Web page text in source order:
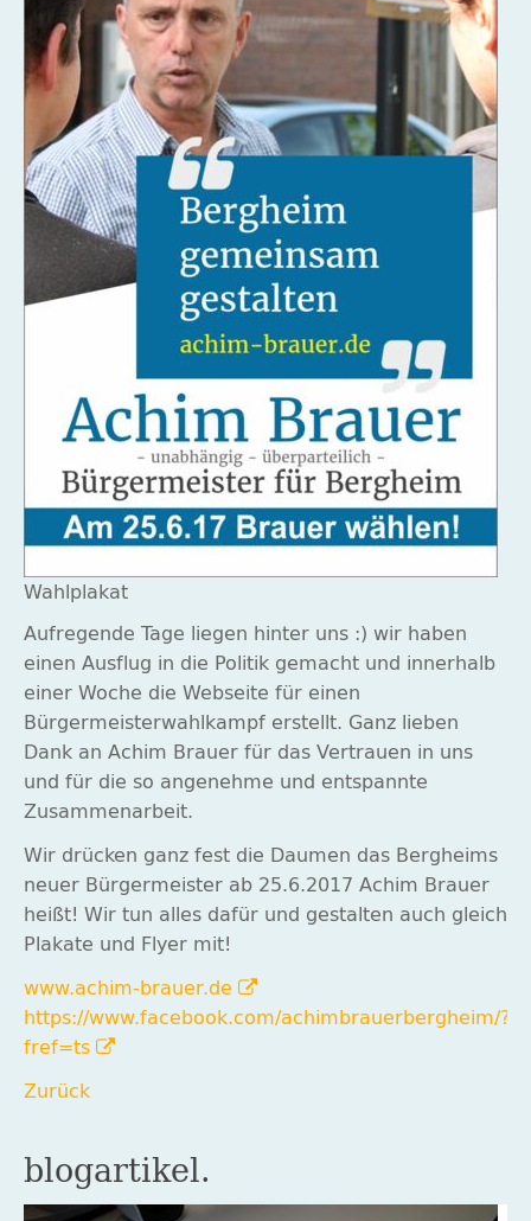
Wahlplakat
Aufregende Tage liegen hinter uns :) wir haben
einen Ausflug in die Politik gemacht und innerhalb
einer Woche die Webseite für einen
Bürgermeisterwahlkampf erstellt. Ganz lieben
Dank an Achim Brauer für das Vertrauen in uns
und für die so angenehme und entspannte
Zusammenarbeit.
Wir drücken ganz fest die Daumen das Bergheims
neuer Bürgermeister ab 25.6.2017 Achim Brauer
heißt! Wir tun alles dafür und gestalten auch gleich
Plakate und Flyer mit!
www.achim-brauer.de
https://www.facebook.com/achimbrauerbergheim/?
fref=ts
Zurück
blogartikel.